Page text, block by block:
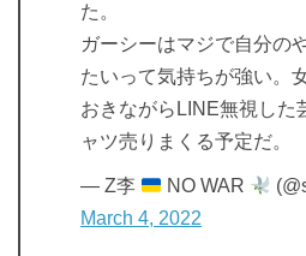
た。
ガーシーはマジで自分の
たいって気持ちが強い。
おきながらLINE無視した
ャツ売りまくる予定だ。
— Z李 NO WAR
March 4, 2022